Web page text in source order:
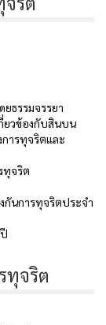
ธรรมจรรยา
ยวข้องกับสินบน
การทุจริตและ
ทุจริต
กันการทุจริตประจำ
ทุจริต